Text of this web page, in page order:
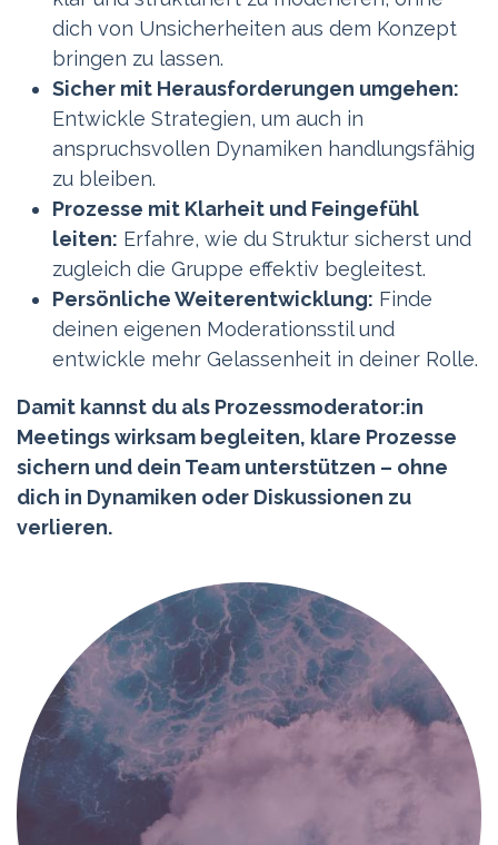
dich von Unsicherheiten aus dem Konzept
bringen zu lassen.
Sicher mit Herausforderungen umgehen:
Entwickle Strategien, um auch in
anspruchsvollen Dynamiken handlungsfähig
zu bleiben.
Prozesse mit Klarheit und Feingefühl
leiten: Erfahre, wie du Struktur sicherst und
zugleich die Gruppe effektiv begleitest.
Persönliche Weiterentwicklung: Finde
deinen eigenen Moderationsstil und
entwickle mehr Gelassenheit in deiner Rolle.
Damit kannst du als Prozessmoderator:in
Meetings wirksam begleiten, klare Prozesse
sichern und dein Team unterstützen – ohne
dich in Dynamiken oder Diskussionen zu
verlieren.